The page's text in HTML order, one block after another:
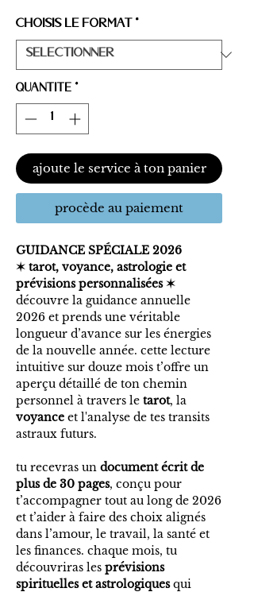
choisis le format*
Quantité *
ajoute le service à ton panier
procède au paiement
GUIDANCE SPÉCIALE 2026
✶ tarot, voyance, astrologie et
prévisions personnalisées ✶
découvre la guidance annuelle
2026 et prends une véritable
longueur d’avance sur les énergies
de la nouvelle année. cette lecture
intuitive sur douze mois t’offre un
aperçu détaillé de ton chemin
personnel à travers le tarot, la
voyance et l'analyse de tes transits
astraux futurs.
tu recevras un document écrit de
plus de 30 pages, conçu pour
t’accompagner tout au long de 2026
et t’aider à faire des choix alignés
dans l’amour, le travail, la santé et
les finances. chaque mois, tu
découvriras les prévisions
spirituelles et astrologiquesqui